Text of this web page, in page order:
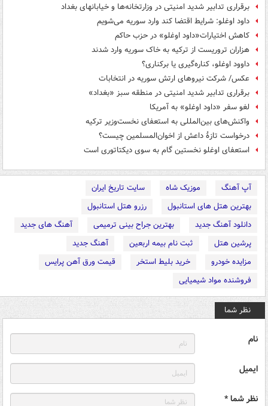
برقراری تدابیر شدید امنیتی در وزارتخانه‌ها و خیابانهای بغداد
داود اوغلو: شرایط اقتضا کند وارد سوریه می‌شویم
کاهش اختیارات«داود اوغلو» در حزب حاکم
هزاران تروریست از ترکیه به خاک سوریه وارد شدند
داوود اوغلو، کناره‌گیری یا برکناری؟
عکس/ شرکت نیروهای ارتش سوریه در انتخابات
برقراری تدابیر شدید امنیتی در منطقه سبز «بغداد»
لغو سفر «داود اوغلو» به آمریکا
واکنش‌های بین‌المللی به استعفای نخست‌وزیر ترکیه
درخواست تازۀ داعش از اخوان‌المسلمین چیست؟
استعفای اوغلو نخستین گام به سوی دیکتاتوری است
آپ آهنگ موزیک شاه
سایت تاریخ ایران
بهترین هتل های استانبول
رزرو هتل استانبول
دانلود آهنگ جدید
بهترین جراح بینی ترمیمی
آهنگ های جدید
پرشین هتل
ثبت نام بیمه اربعین
آهنگ جدید
مزایده خودرو
خرید بلیط استخر
قیمت ورق آهن پرایس
فروشنده مواد شیمیایی
نظر شما
نام
ایمیل
نظر شما *